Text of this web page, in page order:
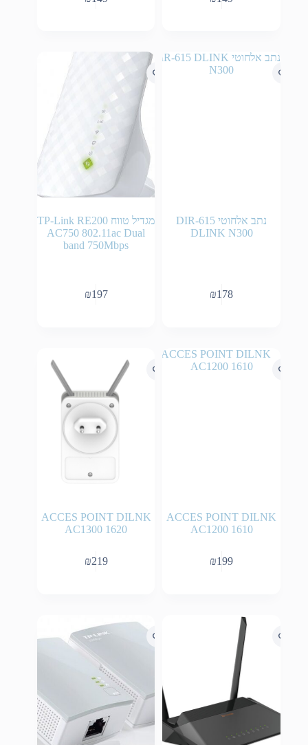
נתב אלחוטי DIR-615
DLINK N300
₪178
מגדיל טווח TP-Link RE200
AC750 802.11ac Dual
band 750Mbps
₪197
ACCES POINT DILNK
AC1200 1610
₪199
ACCES POINT DILNK
AC1300 1620
₪219